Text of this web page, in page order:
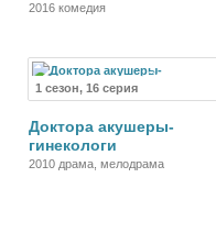
2016 комедия
1 сезон, 16 серия
Сериал
Доктора акушеры-
гинекологи
2010 драма, мелодрама